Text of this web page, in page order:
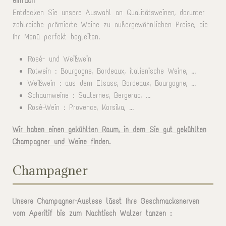
Entdecken Sie unsere Auswahl an Qualitätsweinen, darunter
zahlreiche prämierte Weine zu außergewöhnlichen Preise, die
Ihr Menü perfekt begleiten.
Rosé- und Weißwein
Rotwein : Bourgogne, Bordeaux, italienische Weine, ...
Weißwein : aus dem Elsass, Bordeaux, Bourgogne, ...
Schaumweine : Sauternes, Bergerac, ...
Rosé-Wein : Provence, Korsika, ...
Wir haben einen gekühlten Raum, in dem Sie gut gekühlten
Champagner und Weine finden.
Champagner
Unsere Champagner-Auslese lässt Ihre Geschmacksnerven
vom Aperitif bis zum Nachtisch Walzer tanzen :